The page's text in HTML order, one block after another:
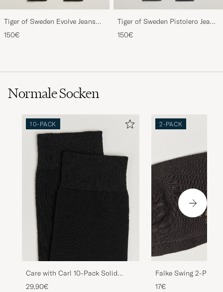
Tiger of Sweden Evolve Jeans
Forever Black
150€
Tiger of Sweden Pistolero Jeans
Ripen Blue
150€
Normale Socken
10-PACK
Care with Carl 10-Pack Solid
Cotton Socks BLACK
29,90€
2-PACK
Falke Swing 2-Pack
17€